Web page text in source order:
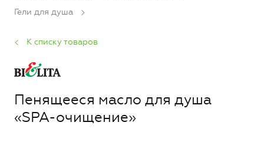
Гели для душа
К списку товаров
Пенящееся масло для душа
«SPA-очищение»